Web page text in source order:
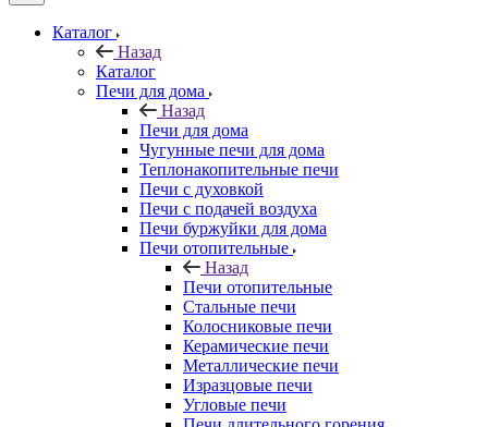
Каталог
Назад
Каталог
Печи для дома
Назад
Печи для дома
Чугунные печи для дома
Теплонакопительные печи
Печи с духовкой
Печи с подачей воздуха
Печи буржуйки для дома
Печи отопительные
Назад
Печи отопительные
Стальные печи
Колосниковые печи
Керамические печи
Металлические печи
Изразцовые печи
Угловые печи